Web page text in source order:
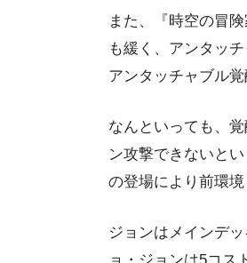
また、『時空の冒
も緩く、アンタッ
アンタッチャブル
なんといっても、
ン攻撃できないと
の登場により前環
ジョンはメインデ